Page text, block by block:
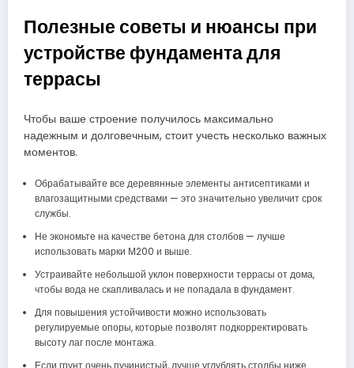
Полезные советы и нюансы при
устройстве фундамента для
террасы
Чтобы ваше строение получилось максимально
надежным и долговечным, стоит учесть несколько важных
моментов.
Обрабатывайте все деревянные элементы антисептиками и
влагозащитными средствами — это значительно увеличит срок
службы.
Не экономьте на качестве бетона для столбов — лучше
использовать марки М200 и выше.
Устраивайте небольшой уклон поверхности террасы от дома,
чтобы вода не скапливалась и не попадала в фундамент.
Для повышения устойчивости можно использовать
регулируемые опоры, которые позволят подкорректировать
высоту лаг после монтажа.
Если грунт очень пучинистый, лучше углублять столбы ниже